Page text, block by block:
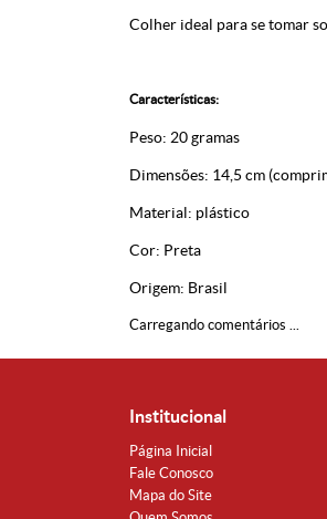
Colher ideal para se tomar
Características:
Peso: 20 gramas
Dimensões: 14,5 cm
Material: plástico
Cor: Preta
Origem: Brasil
Carregando comentários ...
Institucional
Página Inicial
Fale Conosco
Mapa do Site